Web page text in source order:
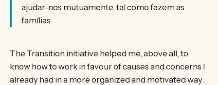
ajudar-nos mutuamente, tal como fazem as
famílias.
The Transition initiative helped me, above all, to
know how to work in favour of causes and concerns I
already had in a more organized and motivated way.